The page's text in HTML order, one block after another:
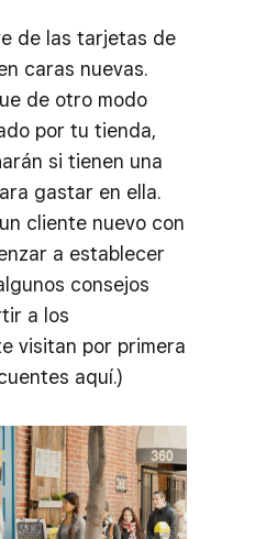
de las tarjetas de
caras nuevas.
de otro modo
por tu tienda,
si tienen una
gastar en ella.
cliente nuevo con
a establecer
consejos
a los
visitan por primera
aquí.)